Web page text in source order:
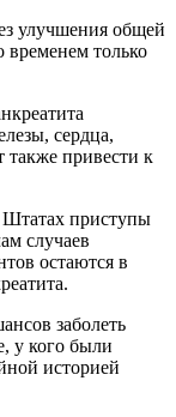
улучшения общей
временем только
сердца,
также привести к
приступы
случаев
остаются в
заболеть
у кого были
историей